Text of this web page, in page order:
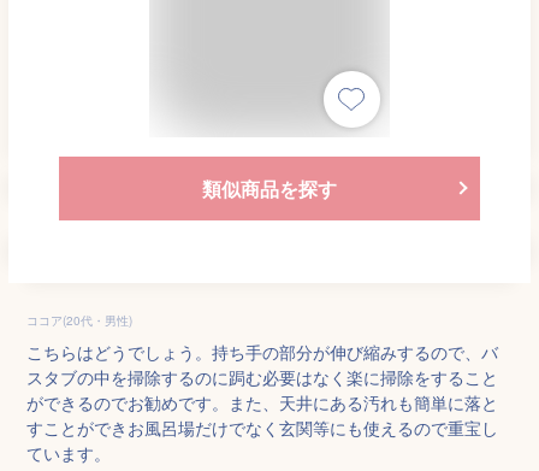
類似商品を探す
ココア(20代・男性)
こちらはどうでしょう。持ち手の部分が伸び縮みするので、バ
スタブの中を掃除するのに跼む必要はなく楽に掃除をすること
ができるのでお勧めです。また、天井にある汚れも簡単に落と
すことができお風呂場だけでなく玄関等にも使えるので重宝し
ています。